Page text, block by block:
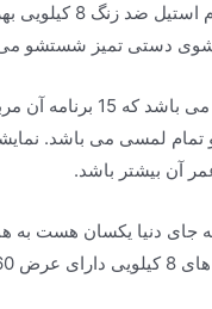
لباسشویی 6840
دستی تمیز شستشو
برنامه این لباسشویی
تمام لمسی می باشد.
آن بیشتر باشد.
8 کیلویی در همه جای دنیا